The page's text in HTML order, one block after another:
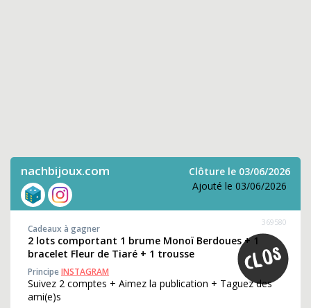
nachbijoux.com
Clôture le 03/06/2026
Ajouté le 03/06/2026
369580
Cadeaux à gagner
2 lots comportant 1 brume Monoï Berdoues + 1
bracelet Fleur de Tiaré + 1 trousse
PrincipeINSTAGRAM
Suivez 2 comptes + Aimez la publication + Taguez des
ami(e)s